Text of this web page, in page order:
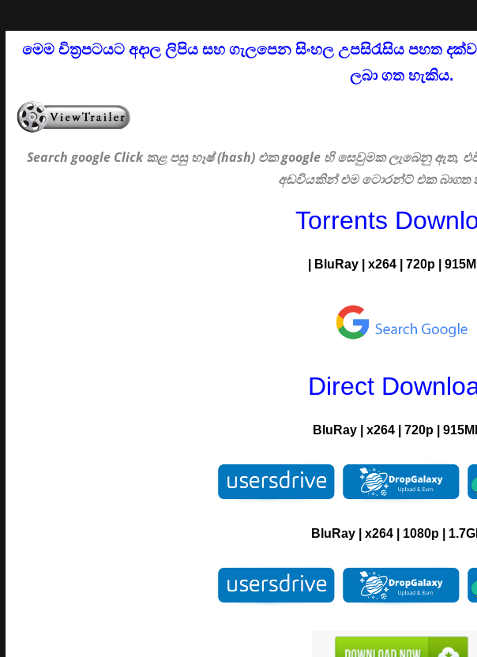
මෙම චිත්‍රපටයට අදාල ලිපිය සහ ගැලපෙන සිංහල උපසිරැසිය පහත
ලබා ගත හැකිය.
Search google Clickකළ පසු හෑෂ් (hash) එක google හි සෙවුමක ලැබෙනු ඇත,
අඩවියකින් එම ටොරන්ට් එක
Torrents
BluRay| x264| 720p|
Direct
BluRay| x264| 720p|
BluRay |x264 1080p